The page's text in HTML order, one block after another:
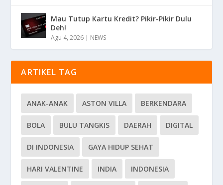
Mau Tutup Kartu Kredit? Pikir-Pikir Dulu
Deh!
Agu 4, 2026 | NEWS
ARTIKEL TAG
ANAK-ANAK ASTON VILLA BERKENDARA
BOLA BULU TANGKIS DAERAH DIGITAL
DI INDONESIA GAYA HIDUP SEHAT
HARI VALENTINE INDIA INDONESIA